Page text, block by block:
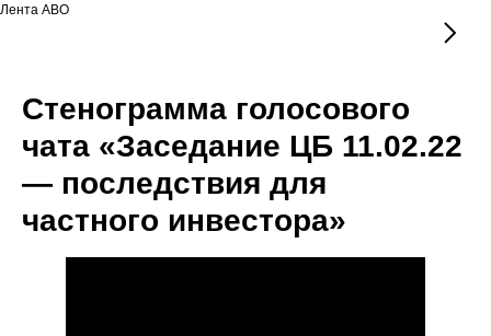
Лента АВО
Стенограмма голосового
чата «Заседание ЦБ 11.02.22
— последствия для
частного инвестора»